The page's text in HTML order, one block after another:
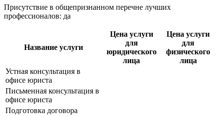
Присутствие в общепризнанном перечне лучших
профессионалов: да
Название услуги
Цена услуги
для
юридического
лица
Цена услуги
для
физического
лица
Устная консультация в
офисе юриста
Письменная консультация в
офисе юриста
Подготовка договора